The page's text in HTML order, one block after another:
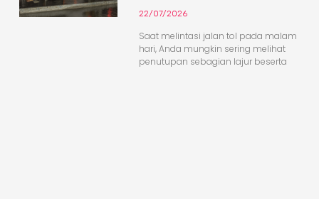
22/07/2026
Saat melintasi jalan tol pada malam
hari, Anda mungkin sering melihat
penutupan sebagian lajur beserta